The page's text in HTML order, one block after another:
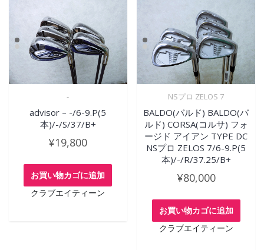
-
advisor – -/6-9.P(5
本)/-/S/37/B+
¥19,800
お買い物カゴに追加
クラブエイティーン
NSプロ ZELOS 7
BALDO(バルド) BALDO(バ
ルド) CORSA(コルサ) フォ
ージド アイアン TYPE DC
NSプロ ZELOS 7/6-9.P(5
本)/-/R/37.25/B+
¥80,000
お買い物カゴに追加
クラブエイティーン